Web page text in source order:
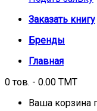
Заказать книгу
Бренды
Главная
0 тов. - 0.00 TMT
Ваша корзина